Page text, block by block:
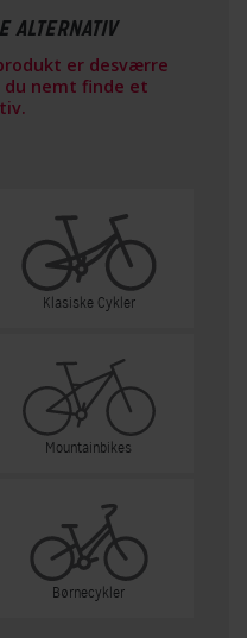
ALTERNATIV
er desværre
du nemt finde et
Klasiske Cykler
Mountainbikes
Børnecykler